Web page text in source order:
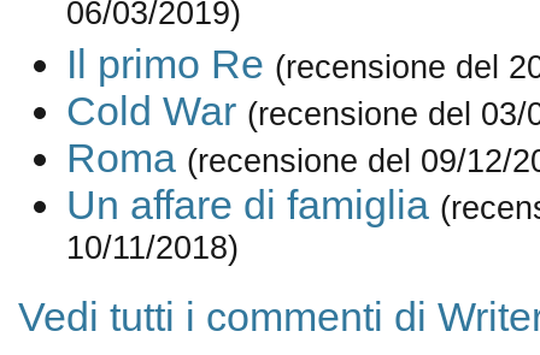
06/03/2019)
Il primo Re (recensione del
Cold War (recensione del 03/
Roma (recensione del 09/12/
Un affare di famiglia
10/11/2018)
Vedi tutti i commenti di